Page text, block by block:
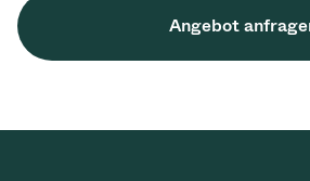
Angebot